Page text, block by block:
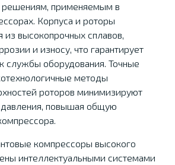
решениям, применяемым в
Корпуса и роторы
из высокопрочных сплавов,
и износу, что гарантирует
службы оборудования. Точные
методы
роторов минимизируют
давления, повышая общую
компрессоры высокого
интеллектуальными системами